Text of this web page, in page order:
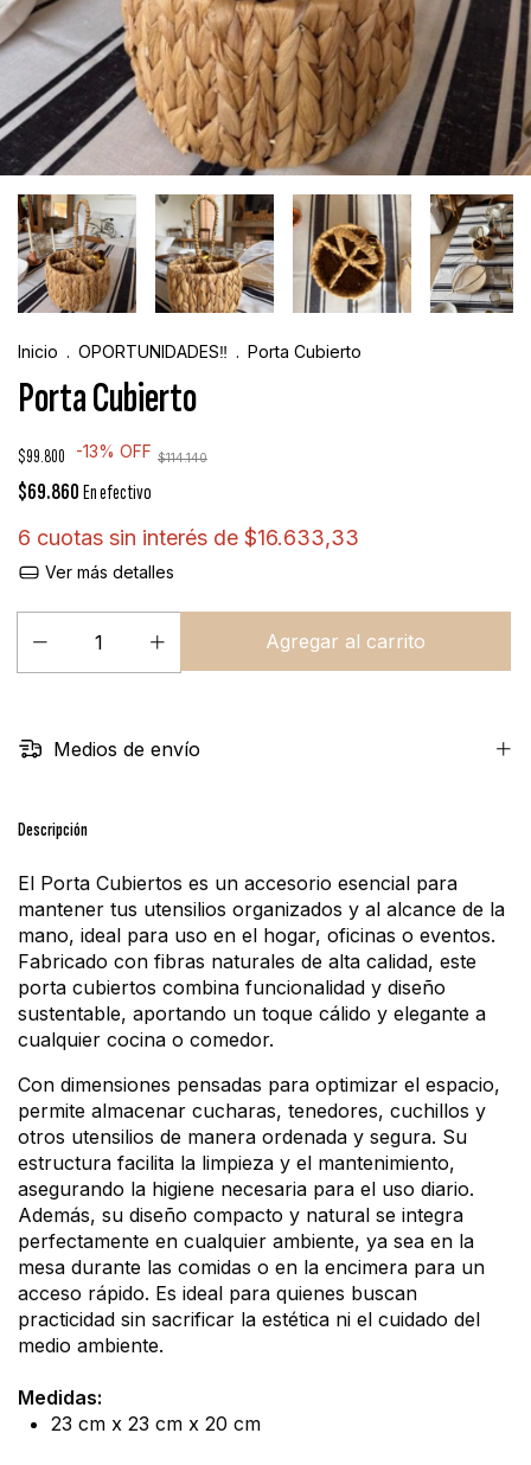
Inicio . OPORTUNIDADES‼️ . Porta Cubierto
Porta Cubierto
$99.800 -13% OFF $114.140
$69.860En efectivo
6 cuotas sin interés de $16.633,33
Ver más detalles
Medios de envío
Descripción
El Porta Cubiertos es un accesorio esencial para
mantener tus utensilios organizados y al alcance de la
mano, ideal para uso en el hogar, oficinas o eventos.
Fabricado con fibras naturales de alta calidad, este
porta cubiertos combina funcionalidad y diseño
sustentable, aportando un toque cálido y elegante a
cualquier cocina o comedor.
Con dimensiones pensadas para optimizar el espacio,
permite almacenar cucharas, tenedores, cuchillos y
otros utensilios de manera ordenada y segura. Su
estructura facilita la limpieza y el mantenimiento,
asegurando la higiene necesaria para el uso diario.
Además, su diseño compacto y natural se integra
perfectamente en cualquier ambiente, ya sea en la
mesa durante las comidas o en la encimera para un
acceso rápido. Es ideal para quienes buscan
practicidad sin sacrificar la estética ni el cuidado del
medio ambiente.
Medidas:
23 cm x 23 cm x 20 cm